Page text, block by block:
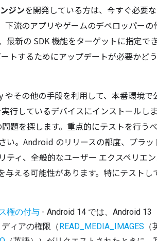
ジンを開発している方は、今すぐ必要
下流のアプリやゲームのデベロッパーの
最新の SDK 機能をターゲットに指定で
トするためにアップデートが必要かど
その他の手段を利用して、本番環境で
行しているデバイスにインストールし
題を探します。重点的にテストを行う
い。Android のリリースの都度、プラッ
ティ、全般的なユーザー エクスペリエ
与える可能性があります。特にテストし
権の付与 - Android 14 では、Android 13
ィアの権限（READ_MEDIA_IMAGES （